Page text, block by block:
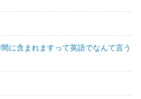
に含まれますって英語でなんて言う